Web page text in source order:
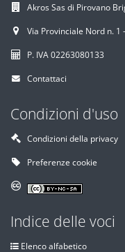
Akros Sas di Pirovano
Via Provinciale Nord n. 1
P. IVA 02263080133
Contattaci
Condizioni d'uso
Condizioni della privacy
Preferenze cookie
Indice delle voci
Elenco alfabetico